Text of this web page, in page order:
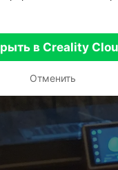
в Creality
Отменить